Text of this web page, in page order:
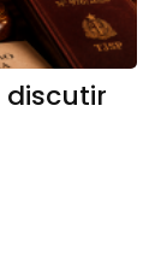
discutir